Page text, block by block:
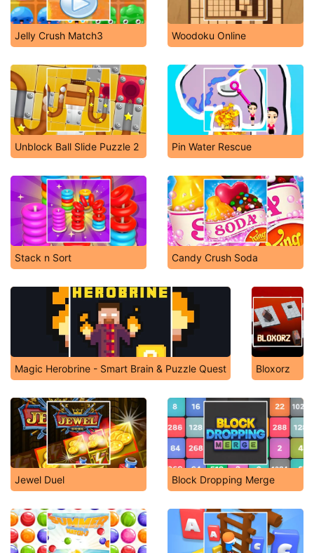
Jelly Crush Match3 Woodoku Online
Unblock Ball Slide Puzzle 2 Pin Water Rescue
Stack n Sort Candy Crush Soda
Magic Herobrine - Smart Brain & Puzzle Quest Bloxorz
Jewel Duel Block Dropping Merge